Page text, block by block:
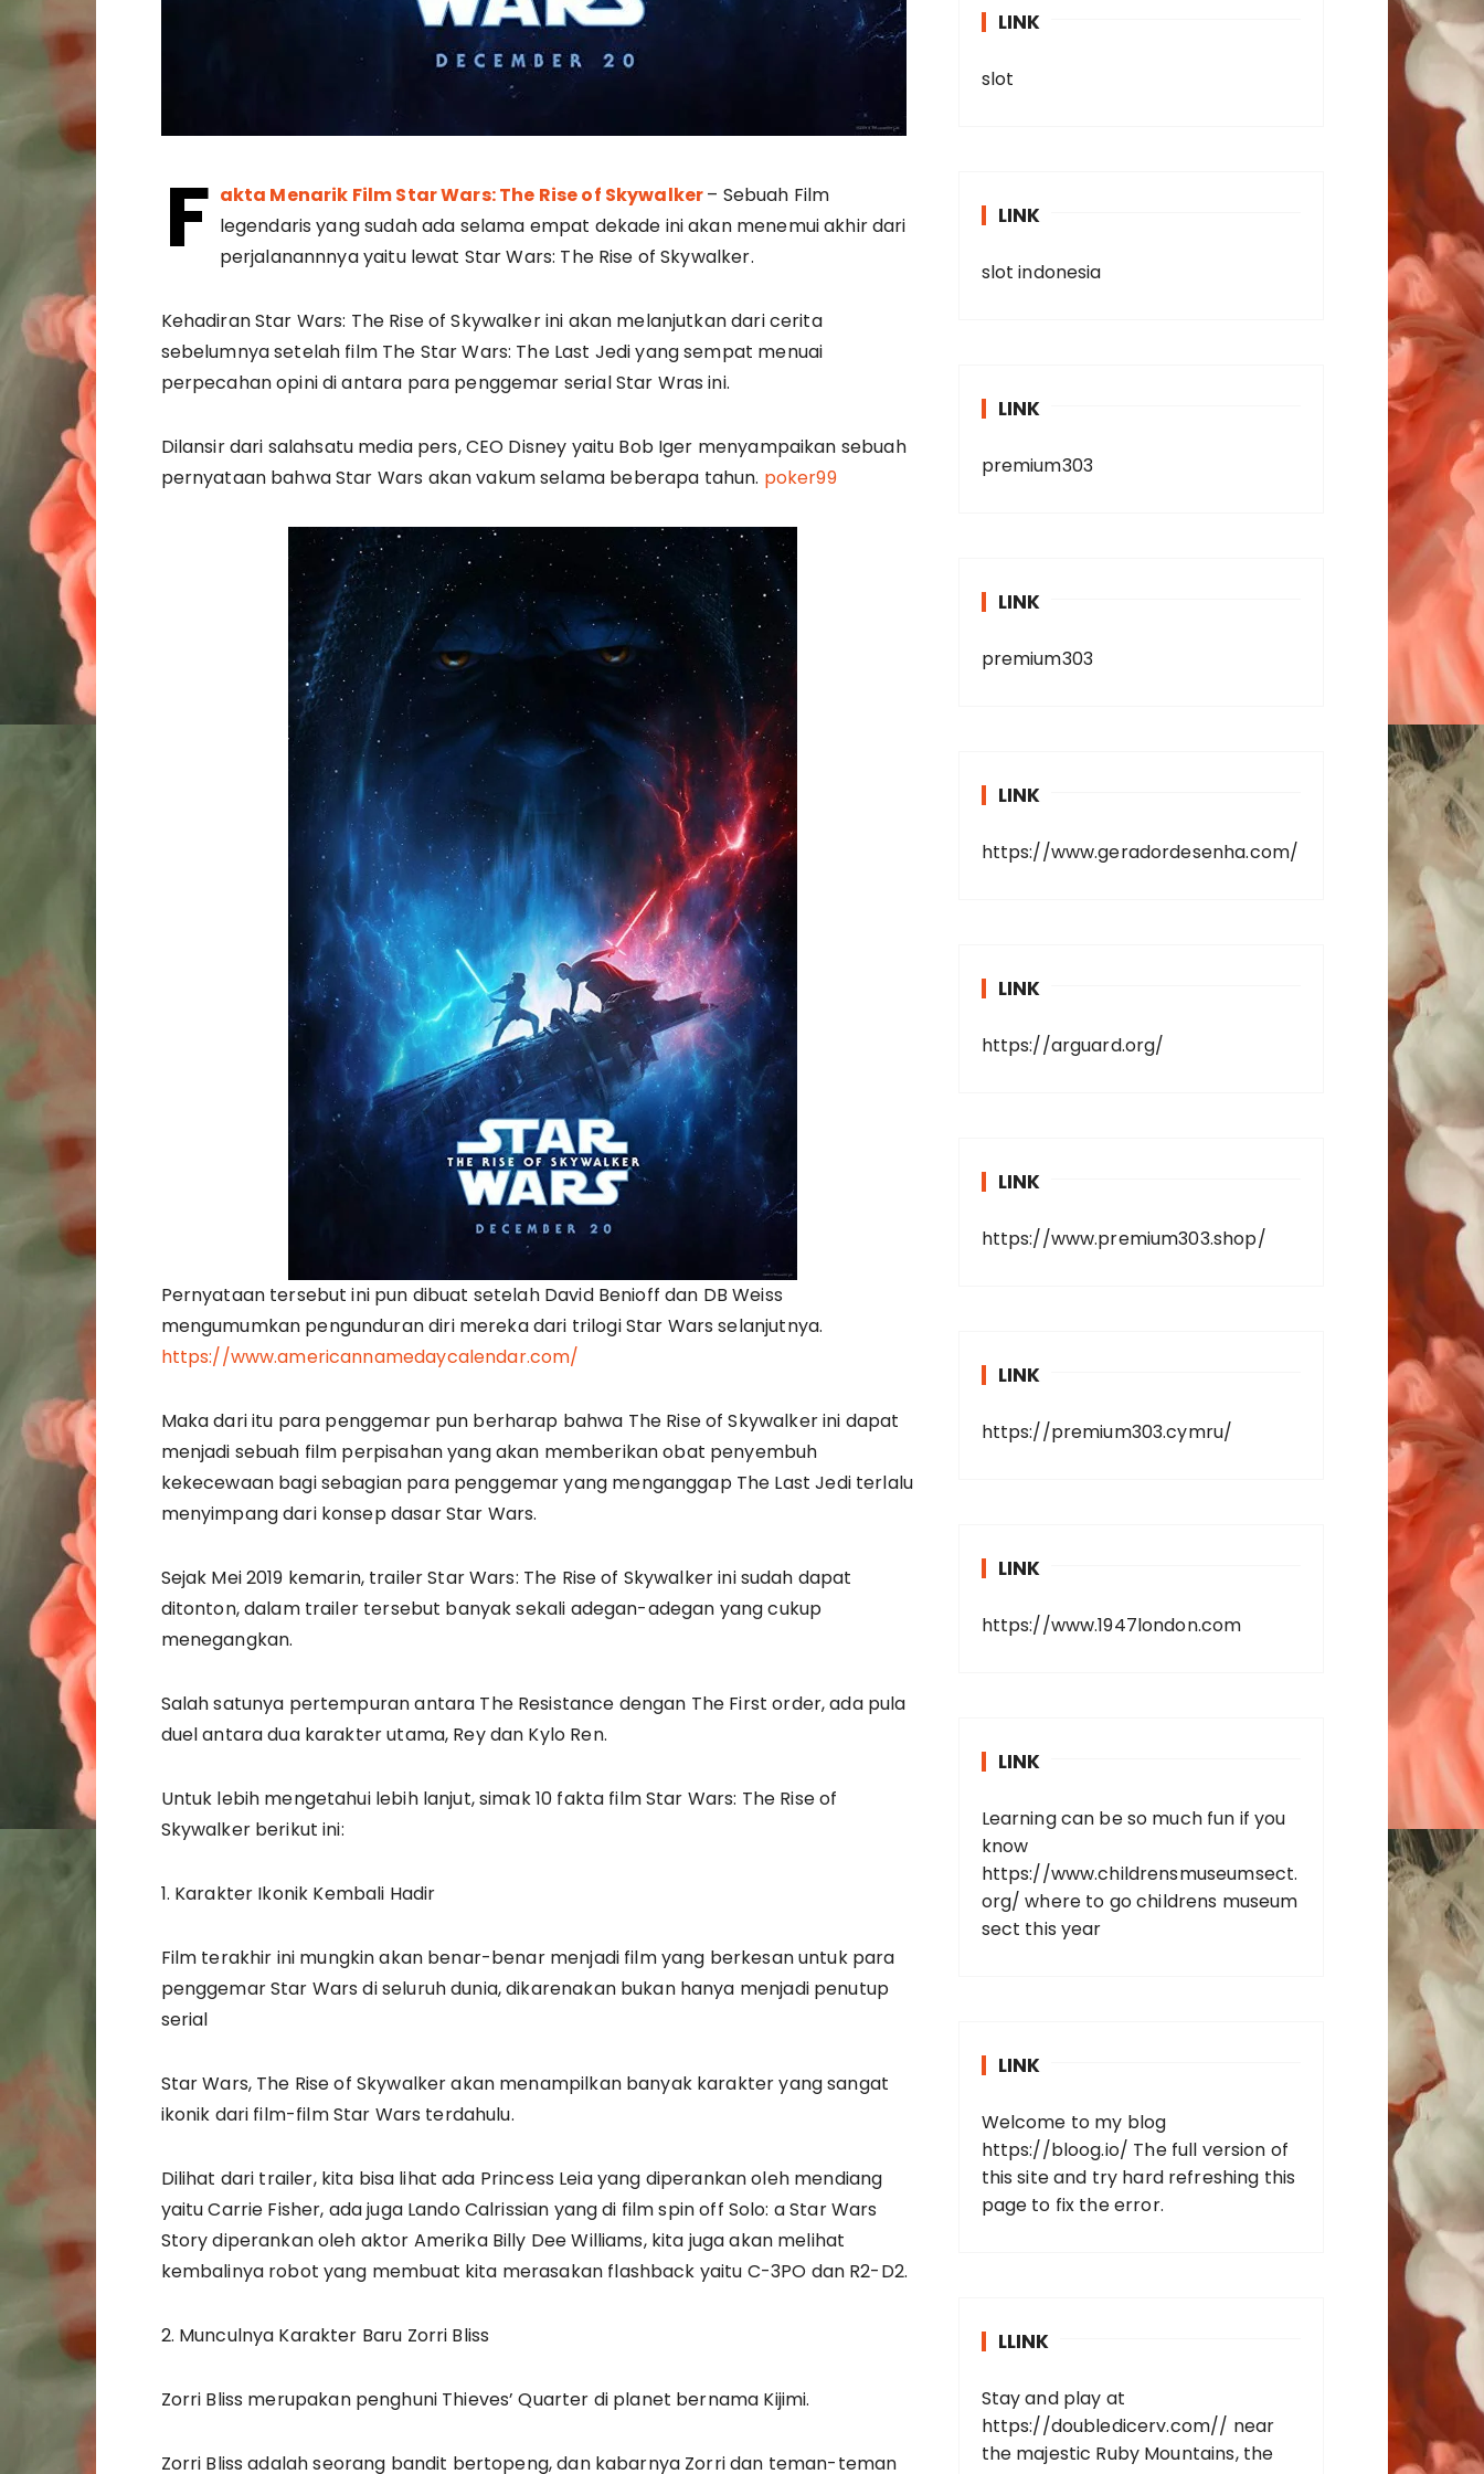
F akta Menarik Film Star Wars: The Rise of Skywalker– Sebuah Film
legendaris yang sudah ada selama empat dekade ini akan menemui akhir dari
perjalanannnya yaitu lewat Star Wars: The Rise of Skywalker.
Kehadiran Star Wars: The Rise of Skywalker ini akan melanjutkan dari cerita
sebelumnya setelah film The Star Wars: The Last Jedi yang sempat menuai
perpecahan opini di antara para penggemar serial Star Wras ini.
Dilansir dari salahsatu media pers, CEO Disney yaitu Bob Iger menyampaikan sebuah
pernyataan bahwa Star Wars akan vakum selama beberapa tahun. poker99
Pernyataan tersebut ini pun dibuat setelah David Benioff dan DB Weiss
mengumumkan pengunduran diri mereka dari trilogi Star Wars selanjutnya.
https://www.americannamedaycalendar.com/
Maka dari itu para penggemar pun berharap bahwa The Rise of Skywalker ini dapat
menjadi sebuah film perpisahan yang akan memberikan obat penyembuh
kekecewaan bagi sebagian para penggemar yang menganggap The Last Jedi terlalu
menyimpang dari konsep dasar Star Wars.
Sejak Mei 2019 kemarin, trailer Star Wars: The Rise of Skywalker ini sudah dapat
ditonton, dalam trailer tersebut banyak sekali adegan-adegan yang cukup
menegangkan.
Salah satunya pertempuran antara The Resistance dengan The First order, ada pula
duel antara dua karakter utama, Rey dan Kylo Ren.
Untuk lebih mengetahui lebih lanjut, simak 10 fakta film Star Wars: The Rise of
Skywalker berikut ini:
1. Karakter Ikonik Kembali Hadir
Film terakhir ini mungkin akan benar-benar menjadi film yang berkesan untuk para
penggemar Star Wars di seluruh dunia, dikarenakan bukan hanya menjadi penutup
serial
Star Wars, The Rise of Skywalker akan menampilkan banyak karakter yang sangat
ikonik dari film-film Star Wars terdahulu.
Dilihat dari trailer, kita bisa lihat ada Princess Leia yang diperankan oleh mendiang
yaitu Carrie Fisher, ada juga Lando Calrissian yang di film spin off Solo: a Star Wars
Story diperankan oleh aktor Amerika Billy Dee Williams, kita juga akan melihat
kembalinya robot yang membuat kita merasakan flashback yaitu C-3PO dan R2-D2.
2. Munculnya Karakter Baru Zorri Bliss
Zorri Bliss merupakan penghuni Thieves’ Quarter di planet bernama Kijimi.
Zorri Bliss adalah seorang bandit bertopeng, dan kabarnya Zorri dan teman-teman
LINK
slot
LINK
slot indonesia
LINK
premium303
LINK
premium303
LINK
https://www.geradordesenha.com/
LINK
https://arguard.org/
LINK
https://www.premium303.shop/
LINK
https://premium303.cymru/
LINK
https://www.1947london.com
LINK
Learning can be so much fun if you
know
https://www.childrensmuseumsect.
org/ where to go childrens museum
sect this year
LINK
Welcome to my blog
https://bloog.io/ The full version of
this site and try hard refreshing this
page to fix the error.
LLINK
Stay and play at
https://doubledicerv.com// near
the majestic Ruby Mountains, the